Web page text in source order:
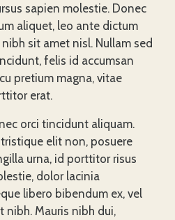
sapien molestie. Donec
aliquet, leo ante dictum
sit amet nisl. Nullam sed
felis id accumsan
pretium magna, vitae
erat.
orci tincidunt aliquam.
elit non, posuere
urna, id porttitor risus
dolor lacinia
libero bibendum ex, vel
nibh. Mauris nibh dui,